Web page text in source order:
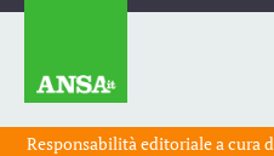
Responsabilità editoriale a cura